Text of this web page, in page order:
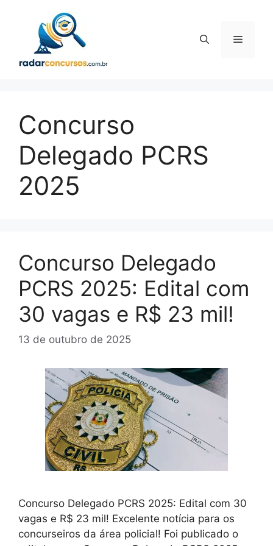
conteúdo
Menu
Concurso
Delegado PCRS
2025
Concurso Delegado
PCRS 2025: Edital com
30 vagas e R$ 23 mil!
13 de outubro de 2025
Concurso Delegado PCRS 2025: Edital com 30
vagas e R$ 23 mil! Excelente notícia para os
concurseiros da área policial! Foi publicado o